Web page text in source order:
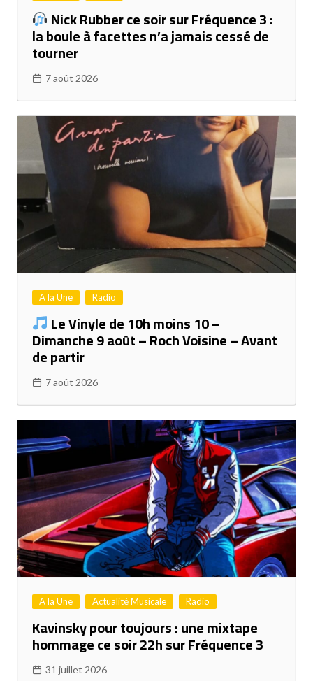
Nick Rubber ce soir sur Fréquence 3 :
la boule à facettes n’a jamais cessé de
tourner
7 août 2026
A la Une Radio
Le Vinyle de 10h moins 10 –
Dimanche 9 août – Roch Voisine – Avant
de partir
7 août 2026
A la Une Actualité Musicale Radio
Kavinsky pour toujours : une mixtape
hommage ce soir 22h sur Fréquence 3
31 juillet 2026